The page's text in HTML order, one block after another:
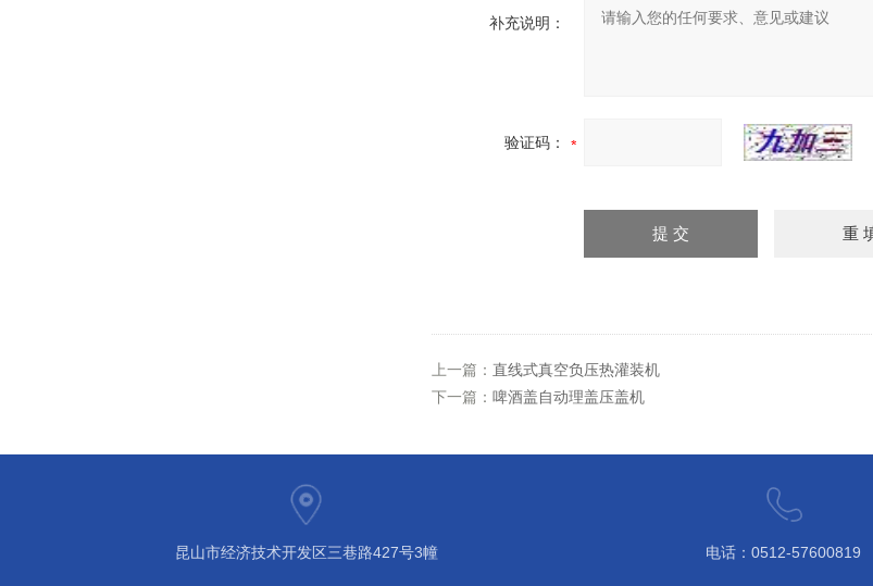
补充说明：
验证码：
上一篇： 直线式真空负压热灌装机
下一篇： 啤酒盖自动理盖压盖机
昆山市经济技术开发区三巷路427号3幢 电话：0512-57600819